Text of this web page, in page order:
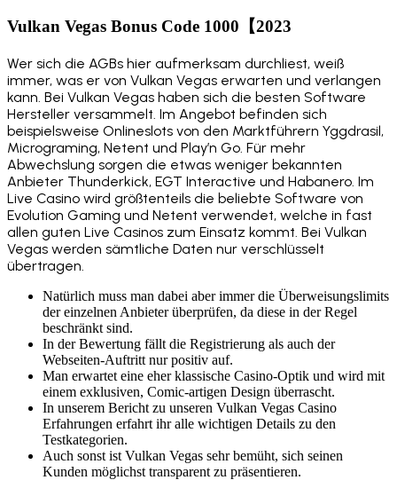
Vulkan Vegas Bonus Code 1000【2023
Wer sich die AGBs hier aufmerksam durchliest, weiß
immer, was er von Vulkan Vegas erwarten und verlangen
kann. Bei Vulkan Vegas haben sich die besten Software
Hersteller versammelt. Im Angebot befinden sich
beispielsweise Onlineslots von den Marktführern Yggdrasil,
Micrograming, Netent und Play’n Go. Für mehr
Abwechslung sorgen die etwas weniger bekannten
Anbieter Thunderkick, EGT Interactive und Habanero. Im
Live Casino wird größtenteils die beliebte Software von
Evolution Gaming und Netent verwendet, welche in fast
allen guten Live Casinos zum Einsatz kommt. Bei Vulkan
Vegas werden sämtliche Daten nur verschlüsselt
übertragen.
Natürlich muss man dabei aber immer die Überweisungslimits
der einzelnen Anbieter überprüfen, da diese in der Regel
beschränkt sind.
In der Bewertung fällt die Registrierung als auch der
Webseiten-Auftritt nur positiv auf.
Man erwartet eine eher klassische Casino-Optik und wird mit
einem exklusiven, Comic-artigen Design überrascht.
In unserem Bericht zu unseren Vulkan Vegas Casino
Erfahrungen erfahrt ihr alle wichtigen Details zu den
Testkategorien.
Auch sonst ist Vulkan Vegas sehr bemüht, sich seinen
Kunden möglichst transparent zu präsentieren.